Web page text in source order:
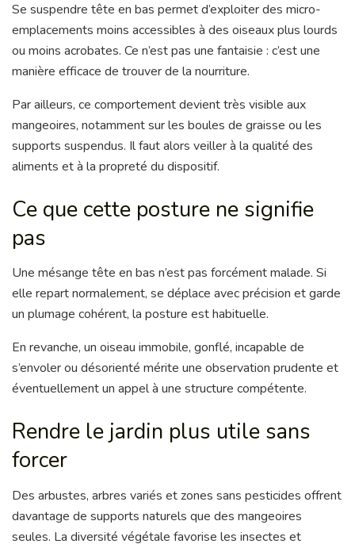
Se suspendre tête en bas permet d’exploiter des micro-
emplacements moins accessibles à des oiseaux plus lourds
ou moins acrobates. Ce n’est pas une fantaisie : c’est une
manière efficace de trouver de la nourriture.
Par ailleurs, ce comportement devient très visible aux
mangeoires, notamment sur les boules de graisse ou les
supports suspendus. Il faut alors veiller à la qualité des
aliments et à la propreté du dispositif.
Ce que cette posture ne signifie
pas
Une mésange tête en bas n’est pas forcément malade. Si
elle repart normalement, se déplace avec précision et garde
un plumage cohérent, la posture est habituelle.
En revanche, un oiseau immobile, gonflé, incapable de
s’envoler ou désorienté mérite une observation prudente et
éventuellement un appel à une structure compétente.
Rendre le jardin plus utile sans
forcer
Des arbustes, arbres variés et zones sans pesticides offrent
davantage de supports naturels que des mangeoires
seules. La diversité végétale favorise les insectes et